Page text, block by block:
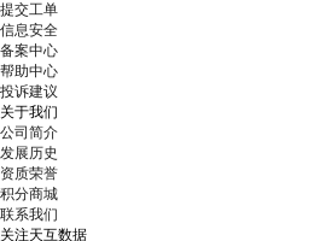
提交工单
信息安全
备案中心
帮助中心
投诉建议
关于我们
公司简介
发展历史
资质荣誉
积分商城
联系我们
关注天互数据